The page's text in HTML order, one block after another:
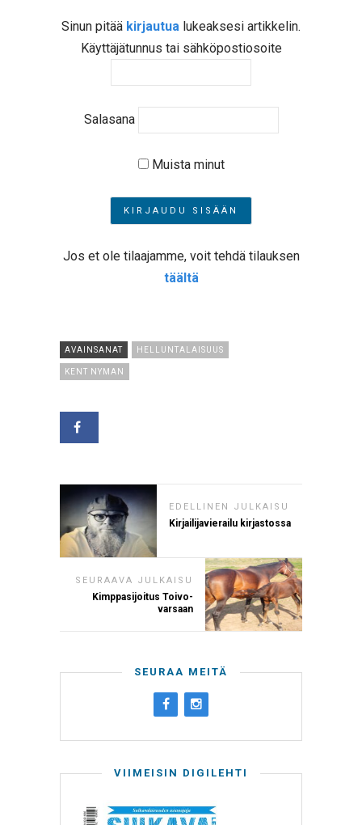
Sinun pitää kirjautua lukeaksesi artikkelin.
Käyttäjätunnus tai sähköpostiosoite
Salasana
Muista minut
Jos et ole tilaajamme, voit tehdä tilauksen
täältä
AVAINSANAT HELLUNTALAISUUS
KENT NYMAN
EDELLINEN JULKAISU
Kirjailijavierailu kirjastossa
SEURAAVA JULKAISU
Kimppasijoitus Toivo-
varsaan
SEURAA MEITÄ
VIIMEISIN DIGILEHTI